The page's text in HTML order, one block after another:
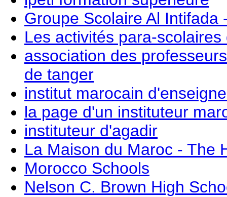
Groupe Scolaire Al Intifada
Les activités para-
association des
de tanger
institut marocain
la page d'un instituteur
instituteur d'agadir
La Maison du Maroc - The
Morocco Schools
Nelson C. Brown High